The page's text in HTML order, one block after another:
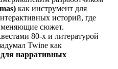
как инструмент для
историй, где
меняющие сюжет.
80-х и литературой
Twine как
нарративных